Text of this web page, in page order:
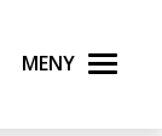
Meny